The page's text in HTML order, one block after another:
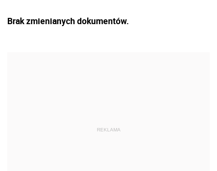
Brak zmienianych dokumentów.